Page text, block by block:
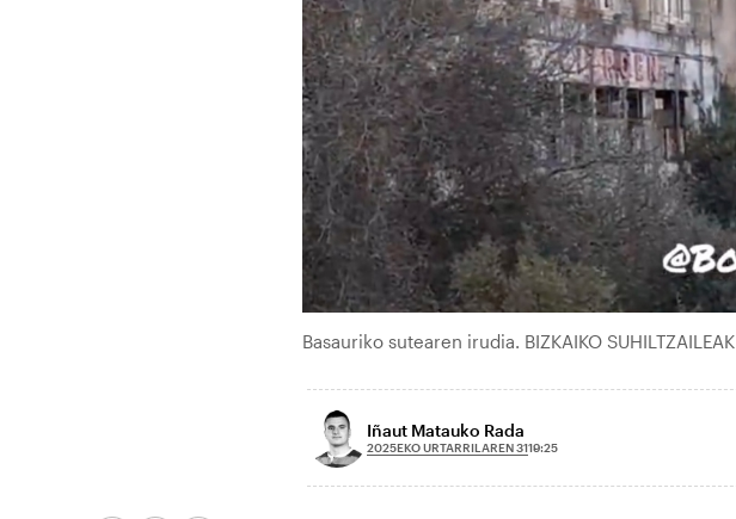
Basauriko sutearen irudia. BIZKAIKO SUHILTZAILEAK
Iñaut Matauko Rada
2025EKO URTARRILAREN 3119:25